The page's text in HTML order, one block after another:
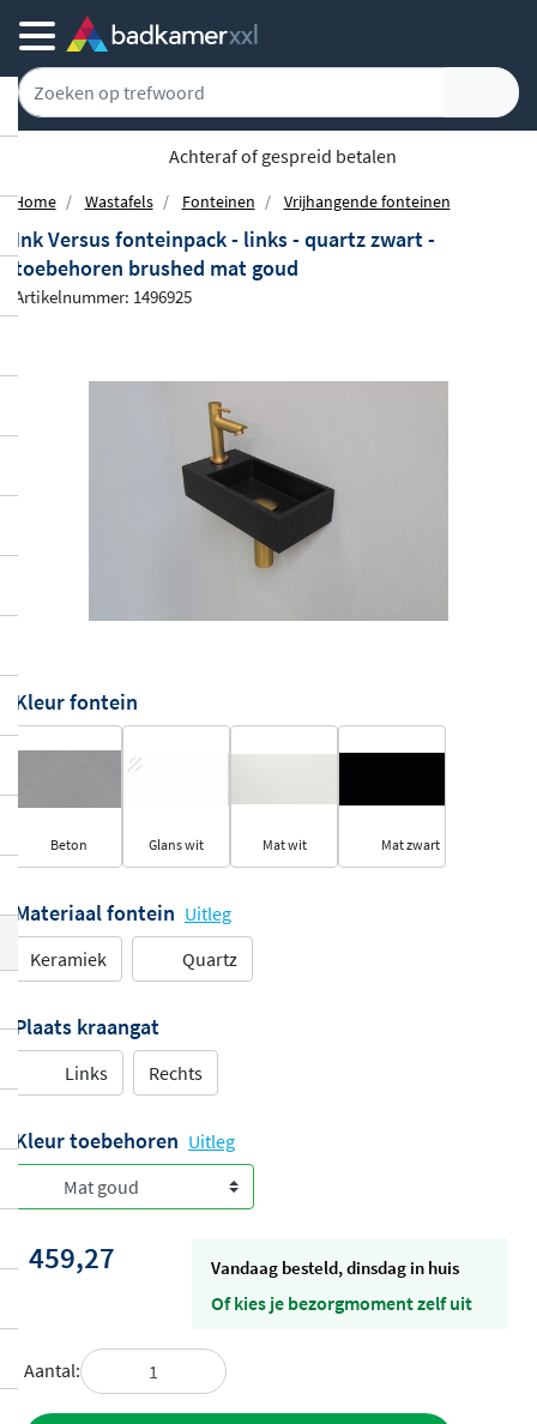
5779 klanten geven ons een 9.1
Home Wastafels Fonteinen Vrijhangende fonteinen
Ink Versus fonteinpack - links - quartz zwart -
toebehoren brushed mat goud
Artikelnummer: 1496925
Kleur fontein
Beton Glans wit Mat wit Mat zwart
Materiaal fontein Uitleg
Keramiek
Quartz
Plaats kraangat
Links Rechts
Kleur toebehoren Uitleg
459,27 vandaag besteld, dinsdag in huis
Of kies je bezorgmoment zelf uit
Aantal: